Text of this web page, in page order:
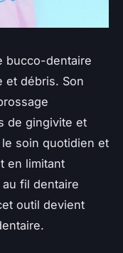
bucco-dentaire
et débris. Son
de gingivite et
soin quotidien et
en limitant
fil dentaire
outil devient